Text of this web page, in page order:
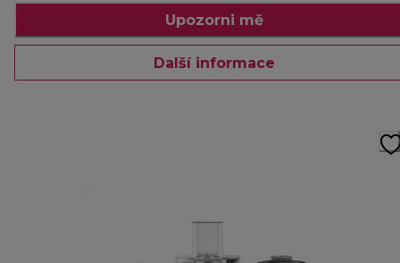
Upozorni mě
Další informace